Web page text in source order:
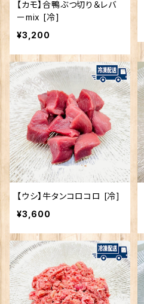
【カモ】合鴨ぶつ切り＆レバ
ーmix [冷]
¥3,200
【ウシ】牛タンコロコロ [冷]
¥3,600